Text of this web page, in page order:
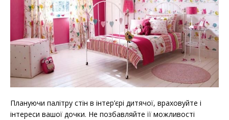
Плануючи палітру стін в інтер’єрі дитячої, враховуйте і
інтереси вашої дочки. Не позбавляйте її можливості